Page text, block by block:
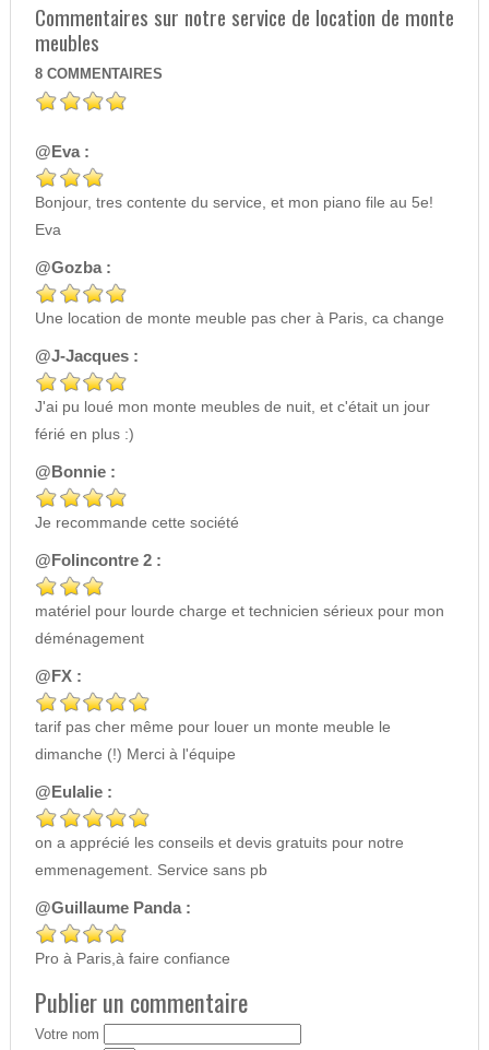
Commentaires sur notre service de location de monte
meubles
8 COMMENTAIRES
@Eva :
Bonjour, tres contente du service, et mon piano file au 5e!
Eva
@Gozba :
Une location de monte meuble pas cher à Paris, ca change
@J-Jacques :
J'ai pu loué mon monte meubles de nuit, et c'était un jour
férié en plus :)
@Bonnie :
Je recommande cette société
@Folincontre 2 :
matériel pour lourde charge et technicien sérieux pour mon
déménagement
@FX :
tarif pas cher même pour louer un monte meuble le
dimanche (!) Merci à l'équipe
@Eulalie :
on a apprécié les conseils et devis gratuits pour notre
emmenagement. Service sans pb
@Guillaume Panda :
Pro à Paris,à faire confiance
Publier un commentaire
Votre nom